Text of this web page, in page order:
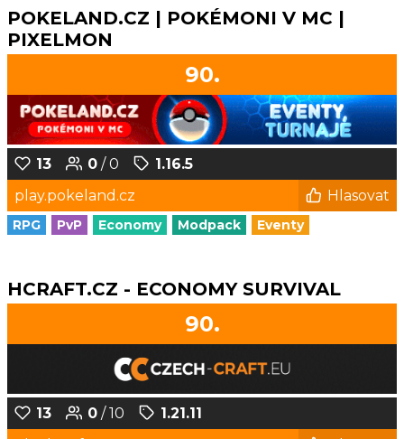
POKELAND.CZ | POKÉMONI V MC |
PIXELMON
90.
13 0 / 0
1.16.5
play.pokeland.cz
Hlasovat
RPG PvP Economy Modpack Eventy
HCRAFT.CZ - ECONOMY SURVIVAL
90.
13 0 / 10
1.21.11